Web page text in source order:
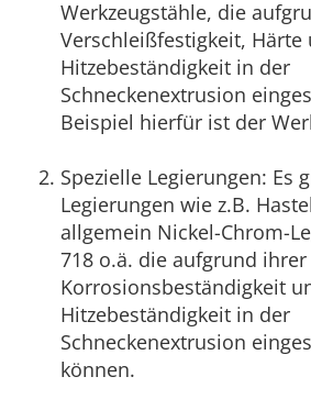
Werkzeugstähle, die
Verschleißfestigkeit, Härte
Hitzebeständigkeit in der
Schneckenextrusion
Beispiel hierfür ist der
Spezielle Legierungen: Es
Legierungen wie z.B.
allgemein Nickel-Chrom-
718 o.ä. die aufgrund
Korrosionsbeständigkeit
Hitzebeständigkeit in der
Schneckenextrusion
können.